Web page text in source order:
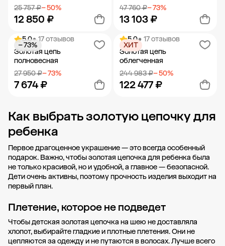
25 757 ₽− 50%
12 850 ₽
Добавить в корзину
47 760 ₽− 73%
13 103 ₽
Добавить в корзину
5.0• 17 отзывов
Золотая цепь
полновесная
27 950 ₽− 73%
7 674 ₽
− 73%
Добавить в корзину
5.0• 17 отзывов
Золотая цепь
облегченная
244 983 ₽− 50%
122 477 ₽
ХИТ
Добавить в корзину
Как выбрать золотую цепочку для
ребенка
Первое драгоценное украшение — это всегда особенный
подарок. Важно, чтобы золотая цепочка для ребенка была
не только красивой, но и удобной, а главное — безопасной.
Дети очень активны, поэтому прочность изделия выходит на
первый план.
Плетение, которое не подведет
Чтобы детская золотая цепочка на шею не доставляла
хлопот, выбирайте гладкие и плотные плетения. Они не
цепляются за одежду и не путаются в волосах. Лучше всего